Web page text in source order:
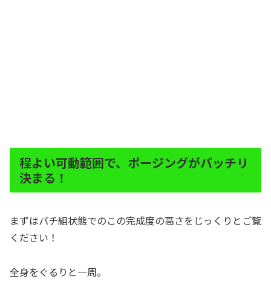
程よい可動範囲で、ポージングがバッチリ
決まる！
まずはパチ組状態でのこの完成度の高さをじっくりとご覧
ください！
全身をぐるりと一周。